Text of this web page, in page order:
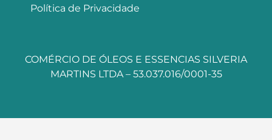
Política de Privacidade
COMÉRCIO DE ÓLEOS E ESSENCIAS SILVERIA
MARTINS LTDA – 53.037.016/0001-35